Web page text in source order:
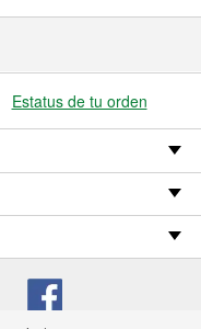
Estatus de tu orden